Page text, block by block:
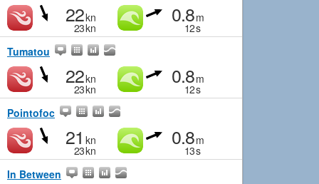
22kn
23kn
0.8m
12s
Tumatou
22kn
23kn
0.8m
12s
Pointofoc
21 kn
23kn
0.8m
13s
In Between